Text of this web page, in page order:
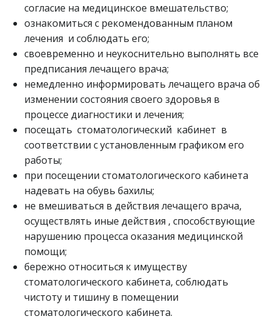
согласие на медицинское вмешательство;
ознакомиться с рекомендованным планом
лечения и соблюдать его;
своевременно и неукоснительно выполнять все
предписания лечащего врача;
немедленно информировать лечащего врача об
изменении состояния своего здоровья в
процессе диагностики и лечения;
посещать стоматологический кабинет в
соответствии с установленным графиком его
работы;
при посещении стоматологического кабинета
надевать на обувь бахилы;
не вмешиваться в действия лечащего врача,
осуществлять иные действия , способствующие
нарушению процесса оказания медицинской
помощи;
бережно относиться к имуществу
стоматологического кабинета, соблюдать
чистоту и тишину в помещении
стоматологического кабинета.